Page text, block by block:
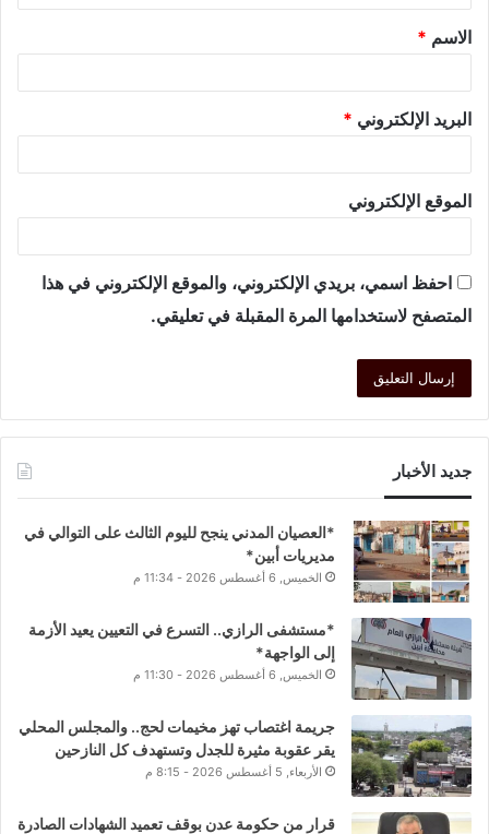
الاسم *
البريد الإلكتروني *
الموقع الإلكتروني
احفظ اسمي، بريدي الإلكتروني، والموقع الإلكتروني في هذا
المتصفح لاستخدامها المرة المقبلة في تعليقي.
جديد الأخبار
*العصيان المدني ينجح لليوم الثالث على التوالي في
مديريات أبين*
الخميس, 6 أغسطس 2026 - 11:34 م
*مستشفى الرازي.. التسرع في التعيين يعيد الأزمة
إلى الواجهة*
الخميس, 6 أغسطس 2026 - 11:30 م
جريمة اغتصاب تهز مخيمات لحج.. والمجلس المحلي
يقر عقوبة مثيرة للجدل وتستهدف كل النازحين
الأربعاء, 5 أغسطس 2026 - 8:15 م
قرار من حكومة عدن بوقف تعميد الشهادات الصادرة